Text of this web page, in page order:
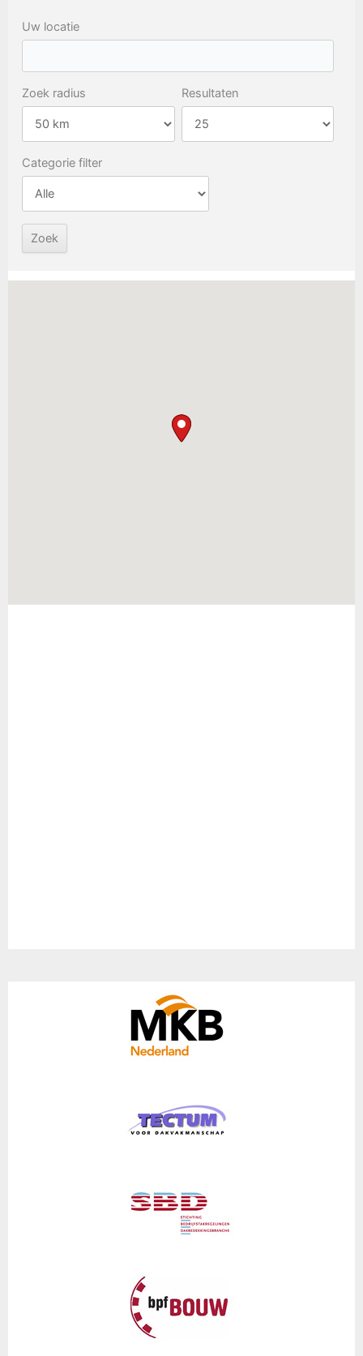
Uw locatie
Zoek radius Resultaten
Categorie filter